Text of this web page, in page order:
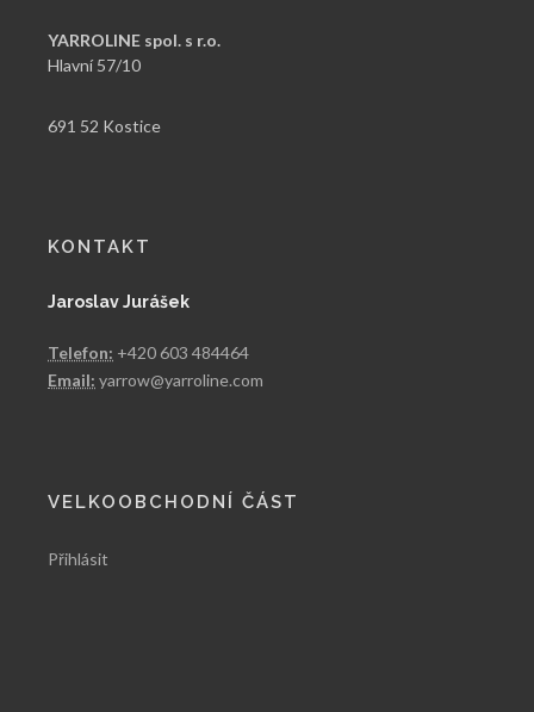
YARROLINE spol. s r.o.
Hlavní 57/10
691 52 Kostice
KONTAKT
Jaroslav Jurášek
Telefon: +420 603 484464
Email: yarrow@yarroline.com
VELKOOBCHODNÍ ČÁST
Přihlásit